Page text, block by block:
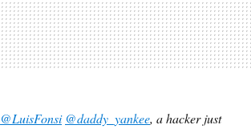
@LuisFonsi @daddy_yankee, a hacker just